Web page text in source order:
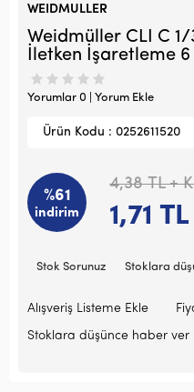
WEIDMULLER
Weidmüller CLI C 1/
İletken İşaretleme 6
Yorumlar 0 | Yorum Ekle
Ürün Kodu : 0252611520
%61
indirim
4,38TL +
1,71 TL
Stok Sorunuz Stoklara
Alışveriş Listeme Ekle
Stoklara düşünce haber ver